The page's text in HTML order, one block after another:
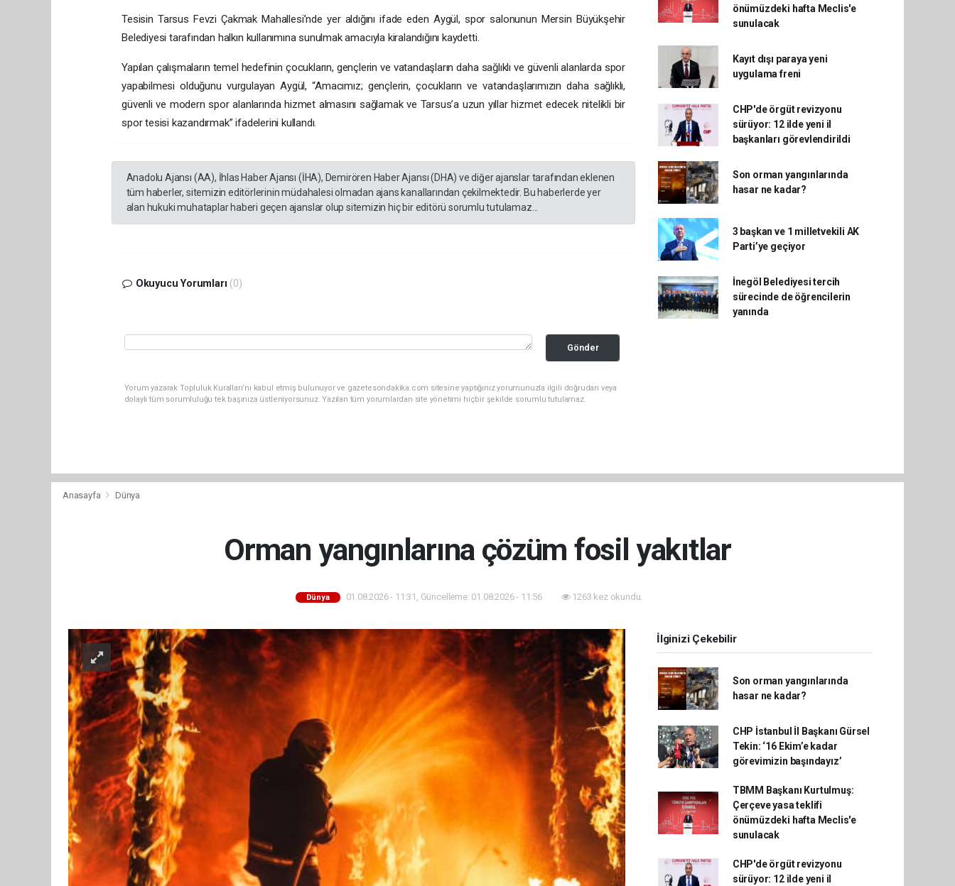
Tesisin Tarsus Fevzi Çakmak Mahallesi’nde yer aldığını ifade eden Aygül, spor salonunun Mersin Büyükşehir
Belediyesi tarafından halkın kullanımına sunulmak amacıyla kiralandığını kaydetti.
Yapılan çalışmaların temel hedefinin çocukların, gençlerin ve vatandaşların daha sağlıklı ve güvenli alanlarda spor
yapabilmesi olduğunu vurgulayan Aygül, “Amacımız; gençlerin, çocukların ve vatandaşlarımızın daha sağlıklı,
güvenli ve modern spor alanlarında hizmet almasını sağlamak ve Tarsus’a uzun yıllar hizmet edecek nitelikli bir
spor tesisi kazandırmak” ifadelerini kullandı.
Anadolu Ajansı (AA), İhlas Haber Ajansı (İHA), Demirören Haber Ajansı (DHA) ve diğer ajanslar tarafından eklenen
tüm haberler, sitemizin editörlerinin müdahalesi olmadan ajans kanallarından çekilmektedir. Bu haberlerde yer
alan hukuki muhataplar haberi geçen ajanslar olup sitemizin hiç bir editörü sorumlu tutulamaz...
Okuyucu Yorumları (0)
Gönder
Yorum yazarak Topluluk Kuralları’nı kabul etmiş bulunuyor ve gazetesondakika.com sitesine yaptığınız yorumunuzla ilgili doğrudan veya
dolaylı tüm sorumluluğu tek başınıza üstleniyorsunuz. Yazılan tüm yorumlardan site yönetimi hiçbir şekilde sorumlu tutulamaz.
önümüzdeki hafta Meclis'e
sunulacak
Kayıt dışı paraya yeni
uygulama freni
CHP'de örgüt revizyonu
sürüyor: 12 ilde yeni il
başkanları görevlendirildi
Son orman yangınlarında
hasar ne kadar?
3 başkan ve 1 milletvekili AK
Parti’ye geçiyor
İnegöl Belediyesi tercih
sürecinde de öğrencilerin
yanında
Anasayfa Dünya
Orman yangınlarına çözüm fosil yakıtlar
Dünya 01.08.2026 - 11:31, Güncelleme: 01.08.2026 - 11:56 1263 kez okundu.
İlginizi Çekebilir
Son orman yangınlarında
hasar ne kadar?
CHP İstanbul İl Başkanı Gürsel
Tekin: ‘16 Ekim’e kadar
görevimizin başındayız’
TBMM Başkanı Kurtulmuş:
Çerçeve yasa teklifi
önümüzdeki hafta Meclis'e
sunulacak
CHP'de örgüt revizyonu
sürüyor: 12 ilde yeni il